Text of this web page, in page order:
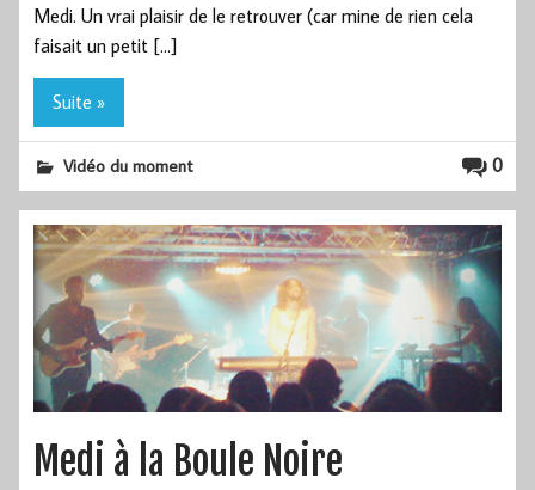
Medi. Un vrai plaisir de le retrouver (car mine de rien cela
faisait un petit […]
Suite »
0
Vidéo du moment
Medi à la Boule Noire